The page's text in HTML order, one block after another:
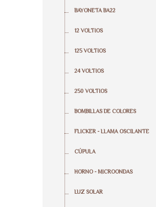
BAYONETA BA22
12 VOLTIOS
125 VOLTIOS
24 VOLTIOS
250 VOLTIOS
BOMBILLAS DE COLORES
FLICKER - LLAMA OSCILANTE
CÚPULA
HORNO - MICROONDAS
LUZ SOLAR